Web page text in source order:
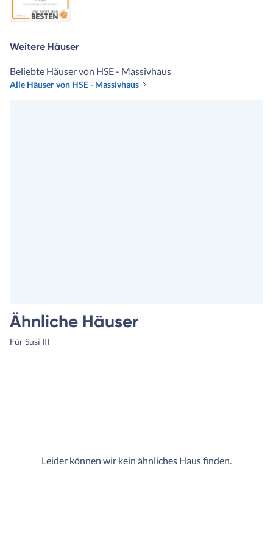
Weitere Häuser
Beliebte Häuser von HSE - Massivhaus
Alle Häuser von HSE - Massivhaus
Ähnliche Häuser
Für Susi III
Leider können wir kein ähnliches Haus finden.